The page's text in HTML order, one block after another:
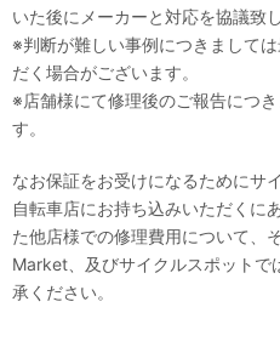
いた後にメーカーと対応を協議致し
※判断が難しい事例につきまして
だく場合がございます。
※店舗様にて修理後のご報告につ
す。
なお保証をお受けになるためにサ
自転車店にお持ち込みいただくに
た他店様での修理費用について、
Market、及びサイクルスポットで
承ください。